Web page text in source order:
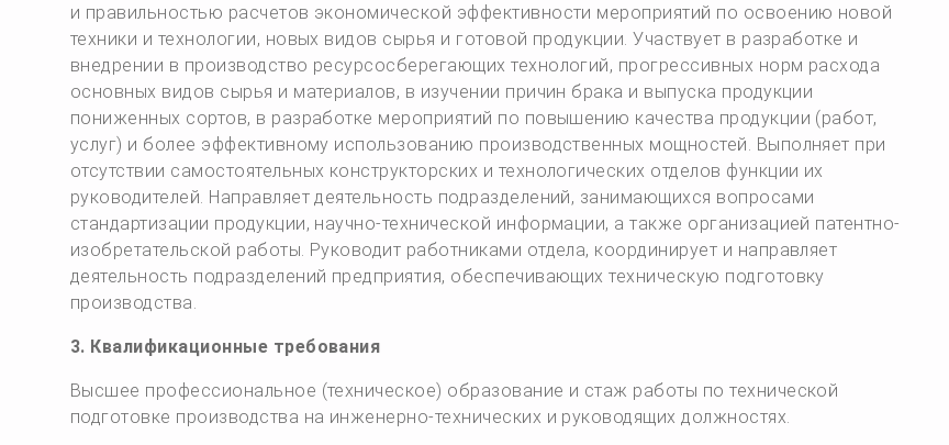
и правильностью расчетов экономической эффективности мероприятий по освоению новой
техники и технологии, новых видов сырья и готовой продукции. Участвует в разработке и
внедрении в производство ресурсосберегающих технологий, прогрессивных норм расхода
основных видов сырья и материалов, в изучении причин брака и выпуска продукции
пониженных сортов, в разработке мероприятий по повышению качества продукции (работ,
услуг) и более эффективному использованию производственных мощностей. Выполняет при
отсутствии самостоятельных конструкторских и технологических отделов функции их
руководителей. Направляет деятельность подразделений, занимающихся вопросами
стандартизации продукции, научно-технической информации, а также организацией патентно-
изобретательской работы. Руководит работниками отдела, координирует и направляет
деятельность подразделений предприятия, обеспечивающих техническую подготовку
производства.
3. Квалификационные требования
Высшее профессиональное (техническое) образование и стаж работы по технической
подготовке производства на инженерно-технических и руководящих должностях.